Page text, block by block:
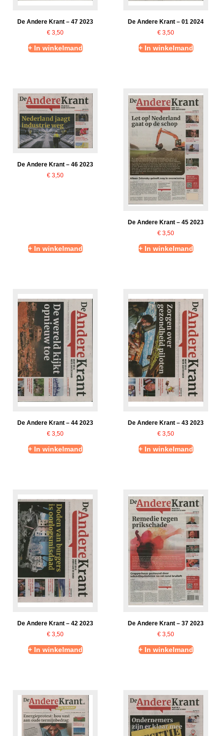
De Andere Krant – 47 2023
€ 3,50
+ In winkelmand
De Andere Krant – 01 2024
€ 3,50
+ In winkelmand
De Andere Krant – 46 2023
€ 3,50
+ In winkelmand
De Andere Krant – 45 2023
€ 3,50
+ In winkelmand
De Andere Krant – 44 2023
€ 3,50
+ In winkelmand
De Andere Krant – 43 2023
€ 3,50
+ In winkelmand
De Andere Krant – 42 2023
€ 3,50
+ In winkelmand
De Andere Krant – 37 2023
€ 3,50
+ In winkelmand